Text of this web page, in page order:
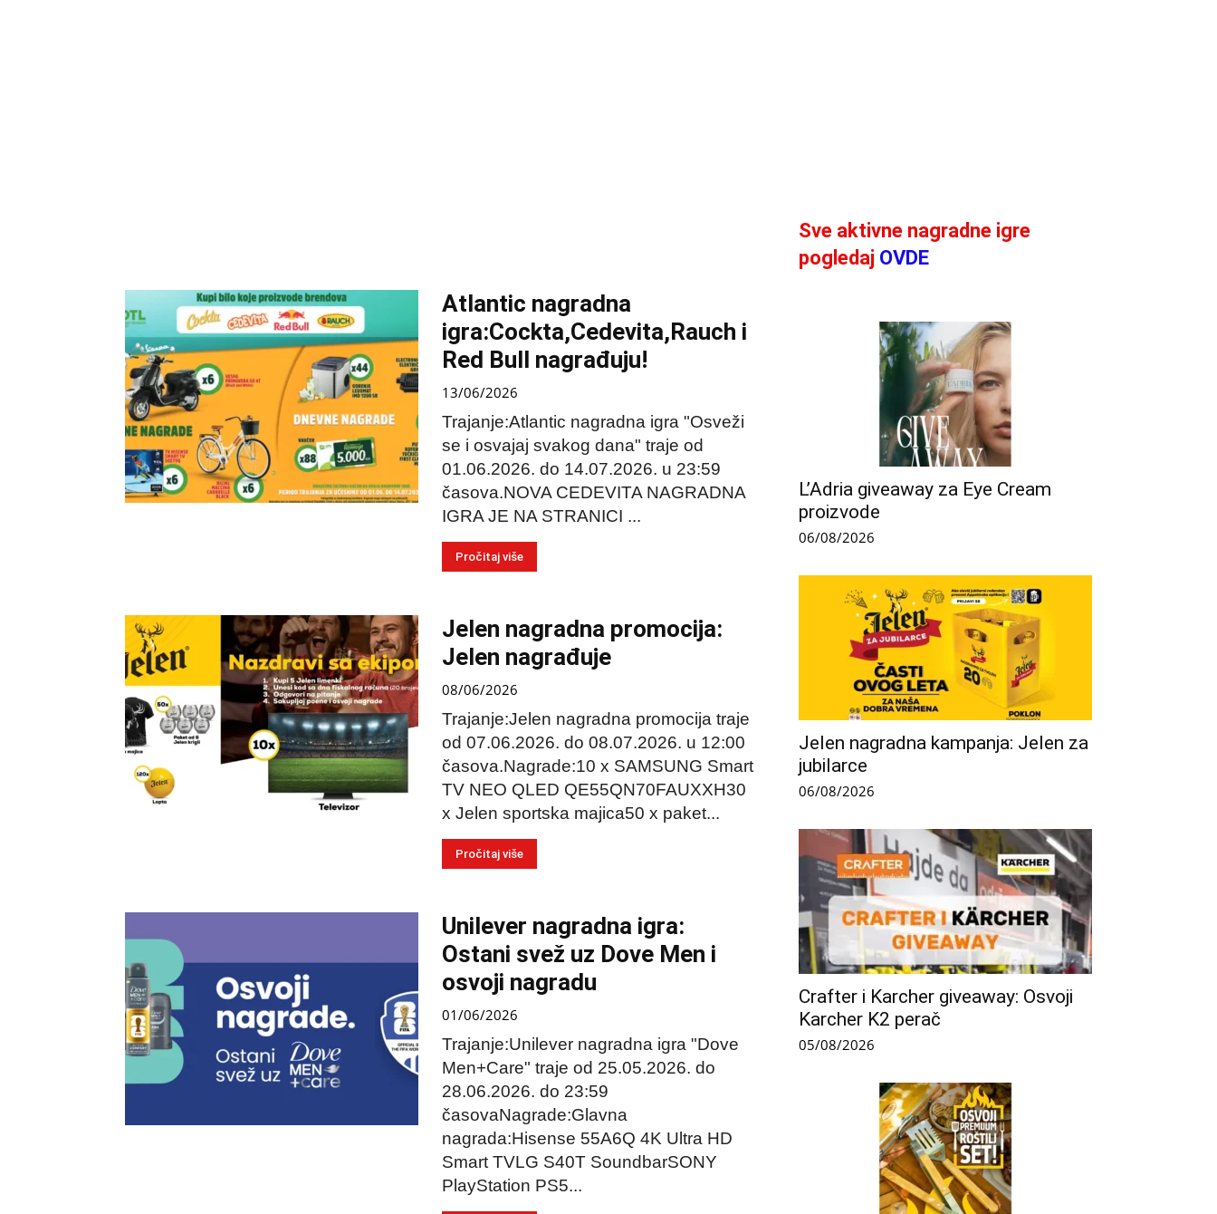
Atlantic nagradna
igra:Cockta,Cedevita,Rauch i
Red Bull nagrađuju!
13/06/2026
Trajanje:Atlantic nagradna igra "Osveži
se i osvajaj svakog dana" traje od
01.06.2026. do 14.07.2026. u 23:59
časova.NOVA CEDEVITA NAGRADNA
IGRA JE NA STRANICI ...
Pročitaj više
Jelen nagradna promocija:
Jelen nagrađuje
08/06/2026
Trajanje:Jelen nagradna promocija traje
od 07.06.2026. do 08.07.2026. u 12:00
časova.Nagrade:10 x SAMSUNG Smart
TV NEO QLED QE55QN70FAUXXH30
x Jelen sportska majica50 x paket...
Pročitaj više
Unilever nagradna igra:
Ostani svež uz Dove Men i
osvoji nagradu
01/06/2026
Trajanje:Unilever nagradna igra "Dove
Men+Care" traje od 25.05.2026. do
28.06.2026. do 23:59
časovaNagrade:Glavna
nagrada:Hisense 55A6Q 4K Ultra HD
Smart TVLG S40T SoundbarSONY
PlayStation PS5...
Sve aktivne nagradne igre
pogledaj OVDE
L’Adria giveaway za Eye Cream
proizvode
06/08/2026
Jelen nagradna kampanja: Jelen za
jubilarce
06/08/2026
Crafter i Karcher giveaway: Osvoji
Karcher K2 perač
05/08/2026